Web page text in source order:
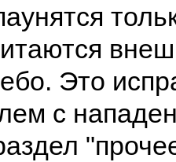
Это
с